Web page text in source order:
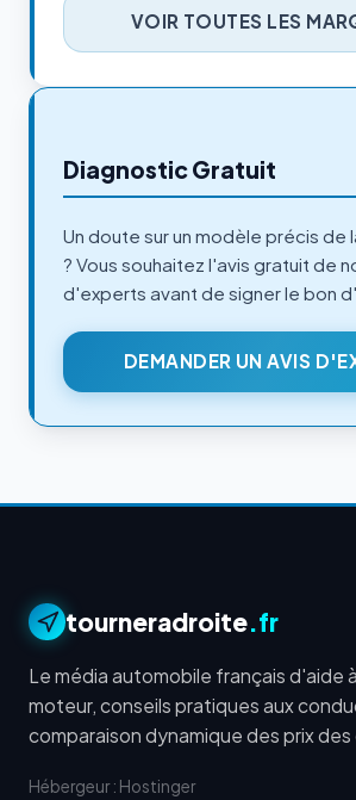
VOIR TOUTES LES
Diagnostic Gratuit
Un doute sur un modèle précis de
? Vous souhaitez l'avis gratuit de
d'experts avant de signer le bon
DEMANDER UN AVIS
tourneradroite.fr
Le média automobile français d'aide
moteur, conseils pratiques aux
comparaison dynamique des prix
Hébergeur : Hostinger